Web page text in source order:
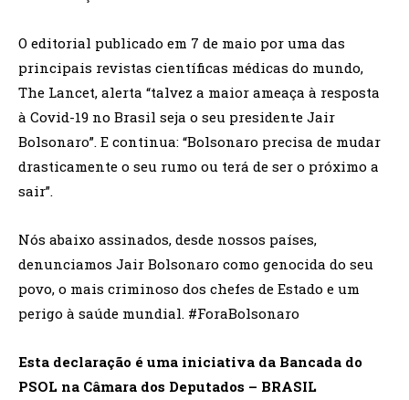
O editorial publicado em 7 de maio por uma das
principais revistas científicas médicas do mundo,
The Lancet, alerta “talvez a maior ameaça à resposta
à Covid-19 no Brasil seja o seu presidente Jair
Bolsonaro”. E continua: “Bolsonaro precisa de mudar
drasticamente o seu rumo ou terá de ser o próximo a
sair”.
Nós abaixo assinados, desde nossos países,
denunciamos Jair Bolsonaro como genocida do seu
povo, o mais criminoso dos chefes de Estado e um
perigo à saúde mundial. #ForaBolsonaro
Esta declaração é uma iniciativa da Bancada do
PSOL na Câmara dos Deputados – BRASIL